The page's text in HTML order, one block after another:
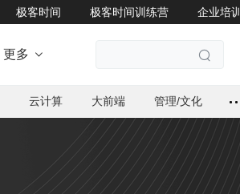
极客时间 极客时间训练营 企业培训
更多  
云计算 大前端 管理/文化